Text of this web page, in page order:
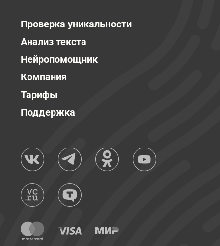
Проверка уникальности
Анализ текста
Нейропомощник
Компания
Тарифы
Поддержка